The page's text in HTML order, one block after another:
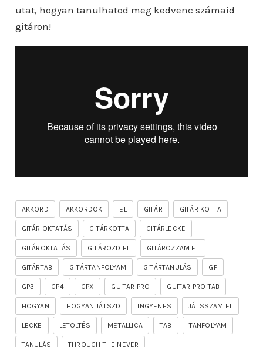
utat, hogyan tanulhatod meg kedvenc számaid
gitáron!
AKKORD AKKORDOK EL GITÁR GITÁR KOTTA
GITÁR OKTATÁS GITÁRKOTTA GITÁRLECKE
GITÁROKTATÁS GITÁROZD EL GITÁROZZAM EL
GITÁRTAB GITÁRTANFOLYAM GITÁRTANULÁS GP
GP3 GP4 GPX GUITAR PRO GUITAR PRO TAB
HOGYAN HOGYAN JÁTSZD INGYENES JÁTSSZAM EL
LECKE LETÖLTÉS METALLICA TAB TANFOLYAM
TANULÁS THROUGH THE NEVER